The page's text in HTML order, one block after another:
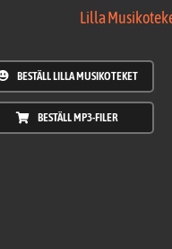
BESTÄLL LILLA MUSIKOTEKET
BESTÄLL MP3-FILER